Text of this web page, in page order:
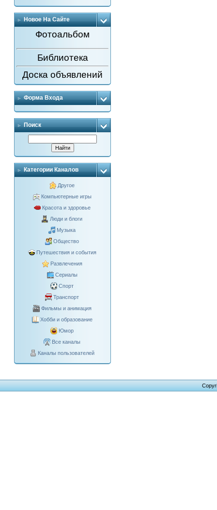
Новое На Сайте
Фотоальбом
Библиотека
Доска объявлений
Форма Входа
Поиск
Категории Каналов
Другое
Компьютерные игры
Красота и здоровье
Люди и блоги
Музыка
Общество
Путешествия и события
Развлечения
Сериалы
Спорт
Транспорт
Фильмы и анимация
Хобби и образование
Юмор
Все каналы
Каналы пользователей